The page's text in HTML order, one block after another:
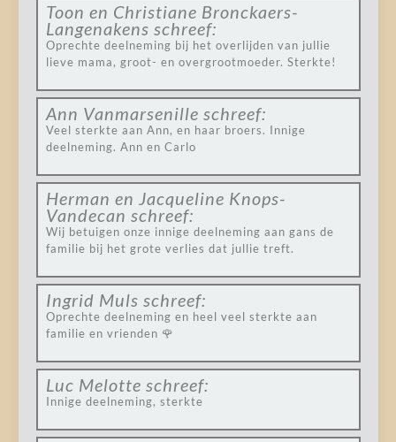
Toon en Christiane Bronckaers-
Langenakens schreef:
Oprechte deelneming bij het overlijden van jullie
lieve mama, groot- en overgrootmoeder. Sterkte!
Ann Vanmarsenille schreef:
Veel sterkte aan Ann, en haar broers. Innige
deelneming. Ann en Carlo
Herman en Jacqueline Knops-
Vandecan schreef:
Wij betuigen onze innige deelneming aan gans de
familie bij het grote verlies dat jullie treft.
Ingrid Muls schreef:
Oprechte deelneming en heel veel sterkte aan
familie en vrienden 🌹
Luc Melotte schreef:
Innige deelneming, sterkte